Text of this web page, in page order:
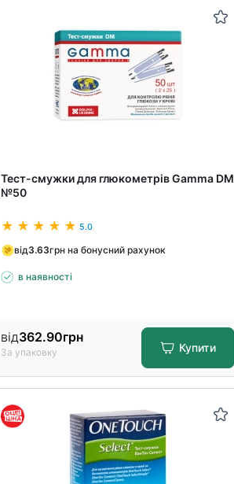
Тест-смужки для глюкометрів Gamma DM
№50
5.0
від3.63грн на бонусний рахунок
в наявності
від362.90грн
За упаковку Купити